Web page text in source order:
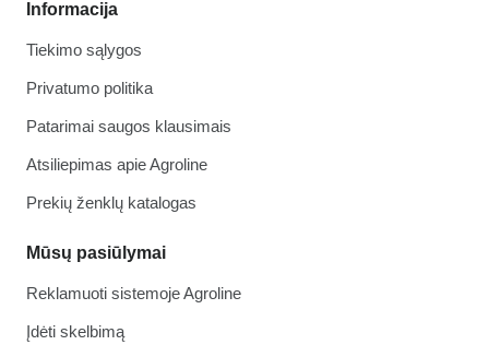
Informacija
Tiekimo sąlygos
Privatumo politika
Patarimai saugos klausimais
Atsiliepimas apie Agroline
Prekių ženklų katalogas
Mūsų pasiūlymai
Reklamuoti sistemoje Agroline
Įdėti skelbimą